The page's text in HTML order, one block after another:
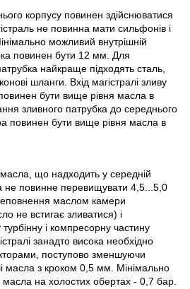
корпусу повинен здійснюватися
не повинна мати сильфонів і
можливий внутрішній
повинен бути 12 мм. Для
найкраще підходять сталь,
шланги. Вхід магістралі зливу
бути вище рівня масла в
зливного патрубка до середнього
повинен бути вище рівня масла в
що надходить у середній
не повинне перевищувати 4,5...5,0
маслом камери
не встигає зливатися) і
і компресорну частину
занадто висока необхідно
поступово зменшуючи
масла з кроком 0,5 мм. Мінімально
на холостих обертах - 0,7 бар.